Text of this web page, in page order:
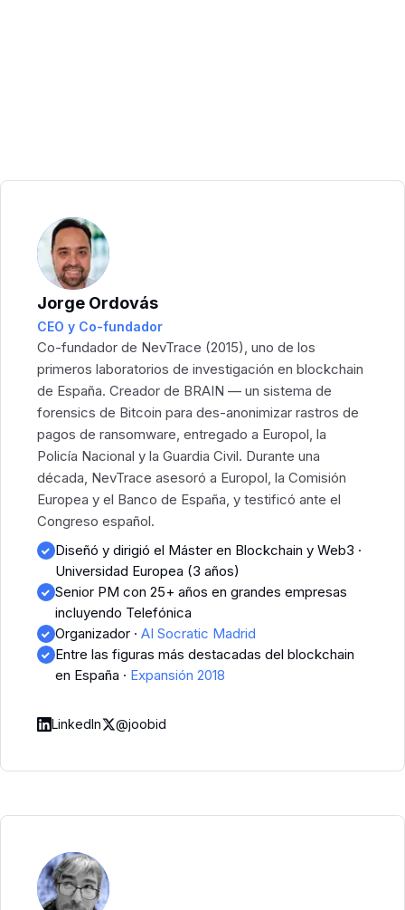
Jorge Ordovás
CEO y Co-fundador
Co-fundador de NevTrace (2015), uno de los
primeros laboratorios de investigación en blockchain
de España. Creador de BRAIN — un sistema de
forensics de Bitcoin para des-anonimizar rastros de
pagos de ransomware, entregado a Europol, la
Policía Nacional y la Guardia Civil. Durante una
década, NevTrace asesoró a Europol, la Comisión
Europea y el Banco de España, y testificó ante el
Congreso español.
Diseñó y dirigió el Máster en Blockchain y Web3 ·
Universidad Europea (3 años)
Senior PM con 25+ años en grandes empresas
incluyendo Telefónica
Organizador · AI Socratic Madrid
Entre las figuras más destacadas del blockchain
en España · Expansión 2018
LinkedIn @joobid